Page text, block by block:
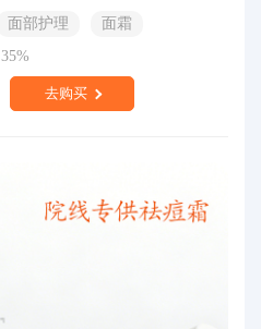
面部护理
面霜
35%
去购买